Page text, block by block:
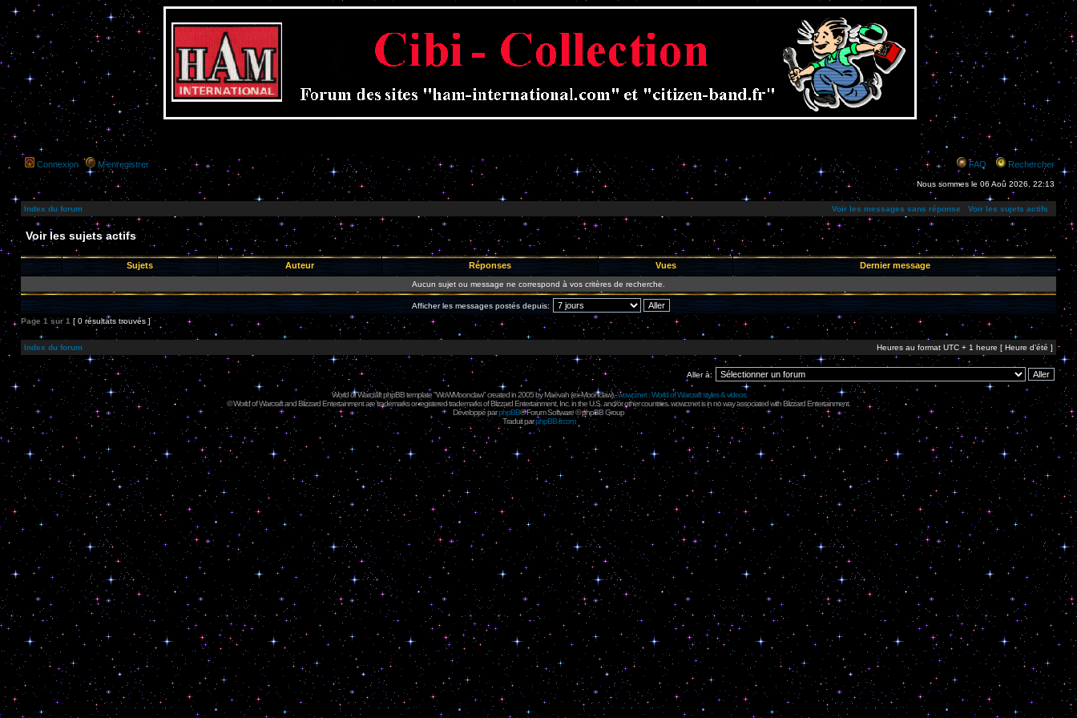
Connexion M’enregistrer FAQ Rechercher
Nous sommes le 06 Aoû 2026, 22:13
Index du forum Voir les messages sans réponse Voir les sujets actifs
Voir les sujets actifs
Sujets Auteur Réponses Vues Dernier message
Aucun sujet ou message ne correspond à vos critères de recherche.
Afficher les messages postés depuis:
Page 1 sur1 [ 0 résultats trouvés ]
Index du forum Heures au format UTC + 1 heure [ Heure d’été ]
Aller à:
World of Warcraft phpBB template "WoWMoonclaw" created in 2005 byMaëvah(ex-Moonclaw) -wowcr.net : World of Warcraft styles & videos
©World of Warcraft and Blizzard Entertainment are trademarks or registered trademarks of Blizzard Entertainment, Inc. in the U.S. and/or other countries. wowcr.net is in no way associated with Blizzard Entertainment.
Développé parphpBB® Forum Software © phpBB Group
Traduit parphpBB-fr.com